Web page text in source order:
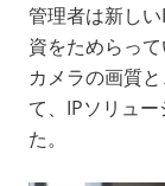
管理者は新し
資をためらっ
カメラの画質
て、IPソリュ
た。